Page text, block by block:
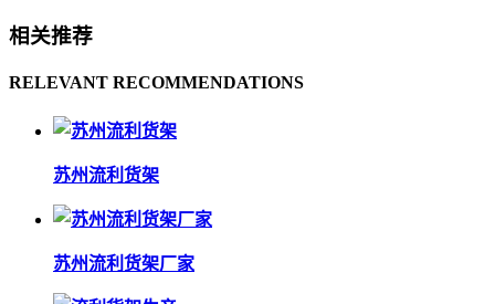
相关推荐
RELEVANT RECOMMENDATIONS
苏州流利货架
苏州流利货架厂家